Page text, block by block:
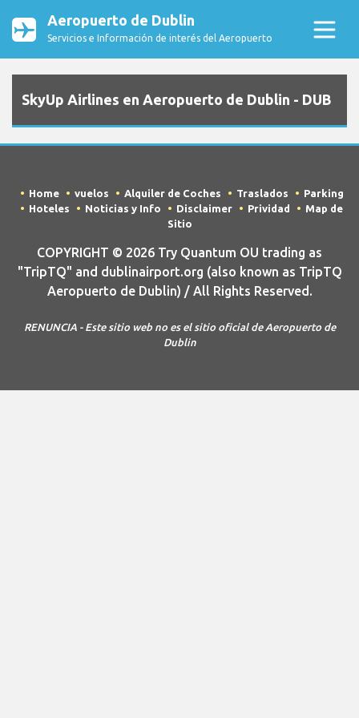
Aeropuerto de Dublin
Servicios e Información de interés del Aeropuerto
SkyUp Airlines en Aeropuerto de Dublin - DUB
Home vuelos Alquiler de Coches Traslados
Parking
Hoteles
Noticias y Info Disclaimer Prividad
Map de
Sitio
COPYRIGHT © 2026 Try Quantum OU trading as
"TripTQ" and dublinairport.org (also known as TripTQ
Aeropuerto de Dublin) / All Rights Reserved.
RENUNCIA - Este sitio web no es el sitio oficial de Aeropuerto de
Dublin